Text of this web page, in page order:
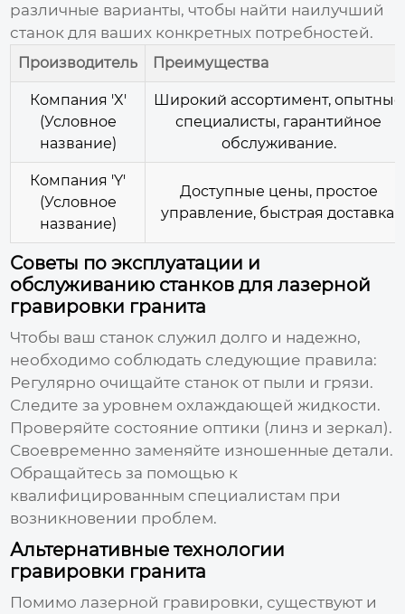
различные варианты, чтобы найти наилучший
станок для ваших конкретных потребностей.
Производитель Преимущества
Компания 'X'
(Условное
название)
Широкий ассортимент, опытные
специалисты, гарантийное
обслуживание.
Компания 'Y'
(Условное
название)
Доступные цены, простое
управление, быстрая доставка.
Советы по эксплуатации и
обслуживанию станков для лазерной
гравировки гранита
Чтобы ваш станок служил долго и надежно,
необходимо соблюдать следующие правила:
Регулярно очищайте станок от пыли и грязи.
Следите за уровнем охлаждающей жидкости.
Проверяйте состояние оптики (линз и зеркал).
Своевременно заменяйте изношенные детали.
Обращайтесь за помощью к
квалифицированным специалистам при
возникновении проблем.
Альтернативные технологии
гравировки гранита
Помимо лазерной гравировки, существуют и